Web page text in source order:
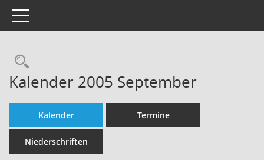
Toggle navigation
Rechercheauswahl
Kalender 2005 September
Kalender Termine
Niederschriften